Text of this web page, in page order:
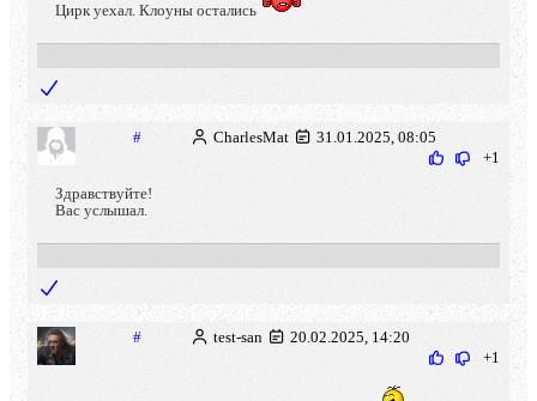
Цирк уехал. Клоуны остались
# CharlesMat
31.01.2025, 08:05
+1
Здравствуйте!
Вас услышал.
# test-san
20.02.2025, 14:20
+1